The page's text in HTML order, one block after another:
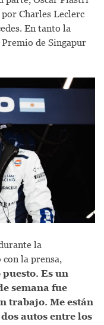
Charles Leclerc
En tanto la
de Singapur
la
la prensa,
Es un
semana fue
trabajo. Me están
autos entre los